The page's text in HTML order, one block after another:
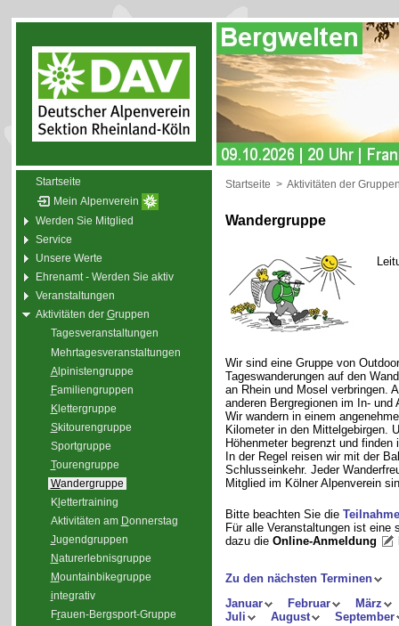
Startseite
Mein Alpenverein
Werden Sie Mitglied
Service
Unsere Werte
Ehrenamt - Werden Sie aktiv
Veranstaltungen
Aktivitäten der Gruppen
Tagesveranstaltungen
Mehrtagesveranstaltungen
Alpinistengruppe
Familiengruppen
Klettergruppe
Skitourengruppe
Sportgruppe
Tourengruppe
Wandergruppe
Kl ettertraining
Aktivitäten am Donnerstag
Jugendgruppen
Naturerlebnisgruppe
Mountainbikegruppe
integrativ
Frauen-Bergsport-Gruppe
Startseite > Aktivitäten der
Wandergruppe
Wir sind eine Gruppe von
Tageswanderungen auf den
an Rhein und Mosel verbringen.
anderen Bergregionen im In- und
Wir wandern in einem
Kilometer in den Mittelgebirgen.
Höhenmeter begrenzt und
In der Regel reisen wir mit der
Schlusseinkehr. Jeder
Mitglied im Kölner Alpenverein
Bitte beachten Sie die
Für alle Veranstaltungen ist
dazu die Online-Anmeldung
Zu den nächsten Terminen
Januar
Februar
März
Juli
August September